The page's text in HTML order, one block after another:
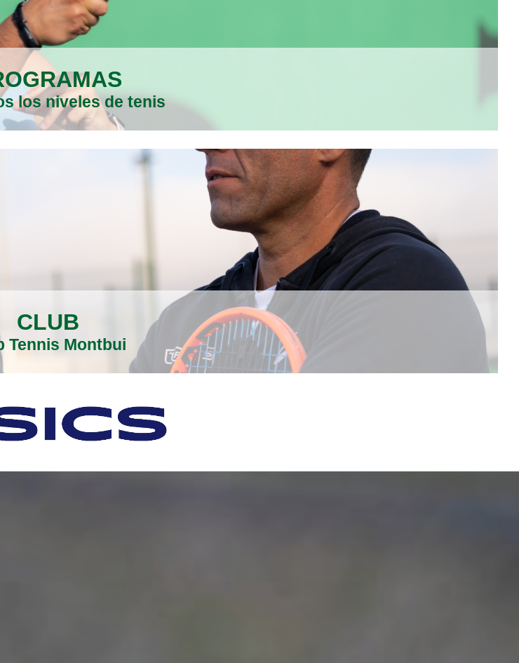
los niveles de tenis
CLUB
Tennis Montbui
a: desde Iniciación hasta Alto Rendimiento.